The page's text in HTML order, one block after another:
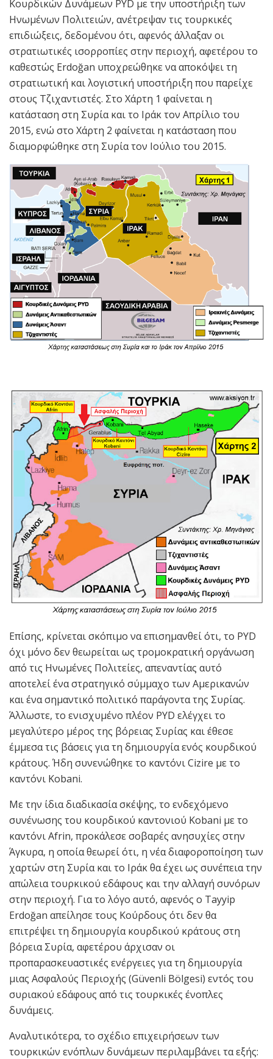
Κουρδικών Δυνάμεων PYD με την υποστήριξη των
Ηνωμένων Πολιτειών, ανέτρεψαν τις τουρκικές
επιδιώξεις, δεδομένου ότι, αφενός άλλαξαν οι
στρατιωτικές ισορροπίες στην περιοχή, αφετέρου το
καθεστώς Erdoğan υποχρεώθηκε να αποκόψει τη
στρατιωτική και λογιστική υποστήριξη που παρείχε
στους Τζιχαντιστές. Στο Χάρτη 1 φαίνεται η
κατάσταση στη Συρία και το Ιράκ τον Απρίλιο του
2015, ενώ στο Χάρτη 2 φαίνεται η κατάσταση που
διαμορφώθηκε στη Συρία τον Ιούλιο του 2015.
Επίσης, κρίνεται σκόπιμο να επισημανθεί ότι, το PYD
όχι μόνο δεν θεωρείται ως τρομοκρατική οργάνωση
από τις Ηνωμένες Πολιτείες, απεναντίας αυτό
αποτελεί ένα στρατηγικό σύμμαχο των Αμερικανών
και ένα σημαντικό πολιτικό παράγοντα της Συρίας.
Άλλωστε, το ενισχυμένο πλέον PYD ελέγχει το
μεγαλύτερο μέρος της βόρειας Συρίας και έθεσε
έμμεσα τις βάσεις για τη δημιουργία ενός κουρδικού
κράτους. Ήδη συνενώθηκε το καντόνι Cizire με το
καντόνι Kobani.
Με την ίδια διαδικασία σκέψης, το ενδεχόμενο
συνένωσης του κουρδικού καντονιού Kobani με το
καντόνι Afrin, προκάλεσε σοβαρές ανησυχίες στην
Άγκυρα, η οποία θεωρεί ότι, η νέα διαφοροποίηση των
χαρτών στη Συρία και το Ιράκ θα έχει ως συνέπεια την
απώλεια τουρκικού εδάφους και την αλλαγή συνόρων
στην περιοχή. Για το λόγο αυτό, αφενός ο Tayyip
Erdoğan απείλησε τους Κούρδους ότι δεν θα
επιτρέψει τη δημιουργία κουρδικού κράτους στη
βόρεια Συρία, αφετέρου άρχισαν οι
προπαρασκευαστικές ενέργειες για τη δημιουργία
μιας Ασφαλούς Περιοχής (Güvenli Bölgesi) εντός του
συριακού εδάφους από τις τουρκικές ένοπλες
δυνάμεις.
Αναλυτικότερα, το σχέδιο επιχειρήσεων των
τουρκικών ενόπλων δυνάμεων περιλαμβάνει τα εξής: